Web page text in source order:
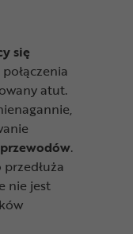
się
atut.
.
nie jest